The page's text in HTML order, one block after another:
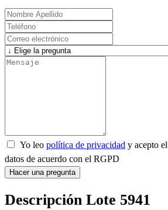
Yo leo política de privacidad y acepto
datos de acuerdo con el RGPD
Hacer una pregunta
Descripción Lote 5941